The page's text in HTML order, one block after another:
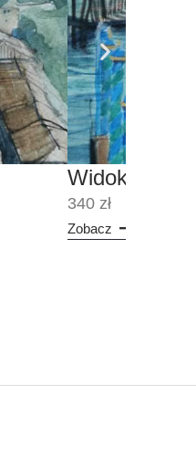
Widok z
340 zł
Zobacz